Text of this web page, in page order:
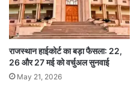
राजस्थान हाईकोर्ट का बड़ा फैसला: 22,
26 और 27 मई को वर्चुअल सुनवाई
May 21, 2026